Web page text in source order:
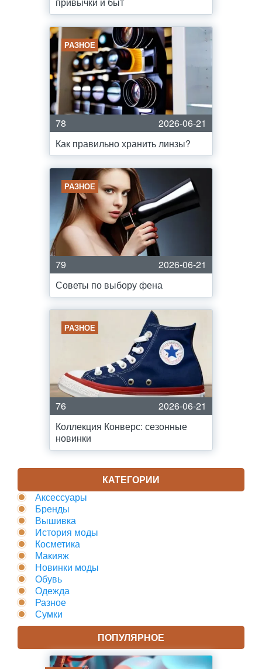
РАЗНОЕ
78
2026-06-21
Как правильно хранить линзы?
РАЗНОЕ
79
2026-06-21
Советы по выбору фена
РАЗНОЕ
76
2026-06-21
Коллекция Конверс: сезонные
новинки
КАТЕГОРИИ
Аксессуары
Бренды
Вышивка
История моды
Косметика
Макияж
Новинки моды
Обувь
Одежда
Разное
Сумки
ПОПУЛЯРНОЕ